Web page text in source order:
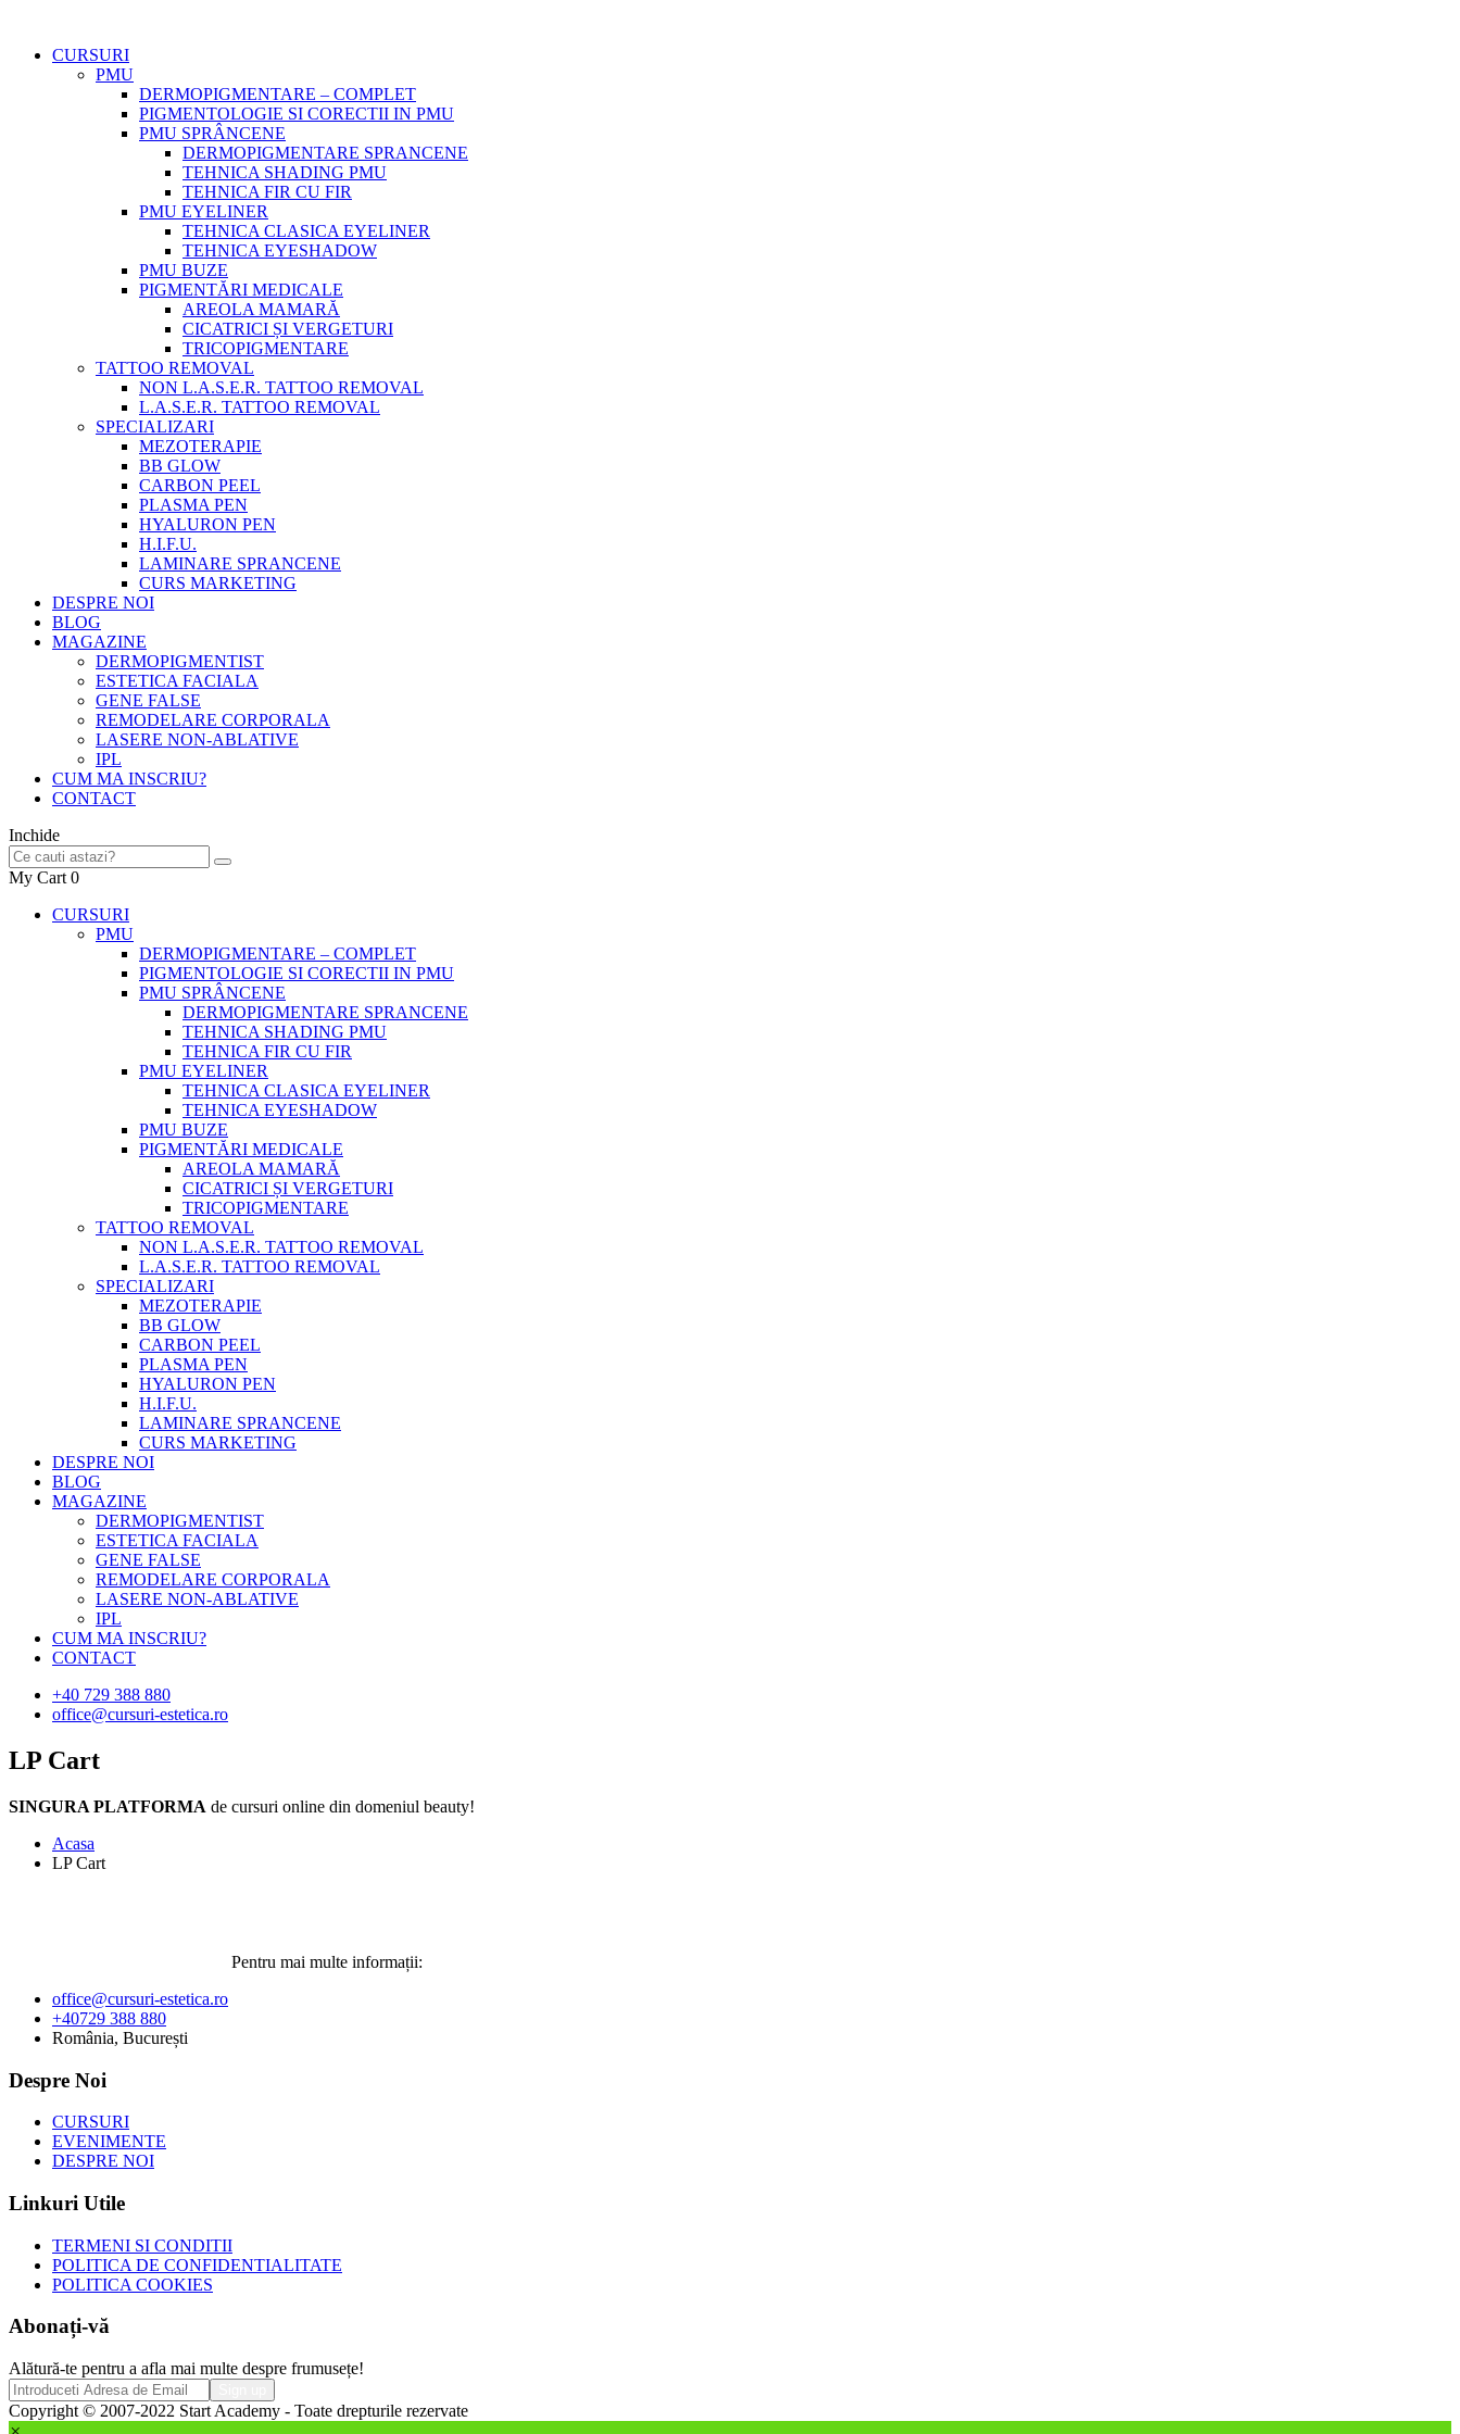
CURSURI
PMU
DERMOPIGMENTARE – COMPLET
PIGMENTOLOGIE SI CORECTII IN PMU
PMU SPRÂNCENE
DERMOPIGMENTARE SPRANCENE
TEHNICA SHADING PMU
TEHNICA FIR CU FIR
PMU EYELINER
TEHNICA CLASICA EYELINER
TEHNICA EYESHADOW
PMU BUZE
PIGMENTĂRI MEDICALE
AREOLA MAMARĂ
CICATRICI ȘI VERGETURI
TRICOPIGMENTARE
TATTOO REMOVAL
NON L.A.S.E.R. TATTOO REMOVAL
L.A.S.E.R. TATTOO REMOVAL
SPECIALIZARI
MEZOTERAPIE
BB GLOW
CARBON PEEL
PLASMA PEN
HYALURON PEN
H.I.F.U.
LAMINARE SPRANCENE
CURS MARKETING
DESPRE NOI
BLOG
MAGAZINE
DERMOPIGMENTIST
ESTETICA FACIALA
GENE FALSE
REMODELARE CORPORALA
LASERE NON-ABLATIVE
IPL
CUM MA INSCRIU?
CONTACT
Inchide
My Cart 0
CURSURI
PMU
DERMOPIGMENTARE – COMPLET
PIGMENTOLOGIE SI CORECTII IN PMU
PMU SPRÂNCENE
DERMOPIGMENTARE SPRANCENE
TEHNICA SHADING PMU
TEHNICA FIR CU FIR
PMU EYELINER
TEHNICA CLASICA EYELINER
TEHNICA EYESHADOW
PMU BUZE
PIGMENTĂRI MEDICALE
AREOLA MAMARĂ
CICATRICI ȘI VERGETURI
TRICOPIGMENTARE
TATTOO REMOVAL
NON L.A.S.E.R. TATTOO REMOVAL
L.A.S.E.R. TATTOO REMOVAL
SPECIALIZARI
MEZOTERAPIE
BB GLOW
CARBON PEEL
PLASMA PEN
HYALURON PEN
H.I.F.U.
LAMINARE SPRANCENE
CURS MARKETING
DESPRE NOI
BLOG
MAGAZINE
DERMOPIGMENTIST
ESTETICA FACIALA
GENE FALSE
REMODELARE CORPORALA
LASERE NON-ABLATIVE
IPL
CUM MA INSCRIU?
CONTACT
+40 729 388 880
office@cursuri-estetica.ro
LP Cart
SINGURA PLATFORMA de cursuri online din domeniul beauty!
Acasa
LP Cart
Pentru mai multe informații:
office@cursuri-estetica.ro
+40729 388 880
România, București
Despre Noi
CURSURI
EVENIMENTE
DESPRE NOI
Linkuri Utile
TERMENI SI CONDITII
POLITICA DE CONFIDENTIALITATE
POLITICA COOKIES
Abonați-vă
Alătură-te pentru a afla mai multe despre frumusețe!
Copyright © 2007-2022 Start Academy - Toate drepturile rezervate